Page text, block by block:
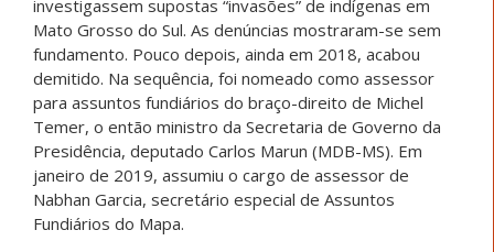
investigassem supostas “invasões” de indígenas em
Mato Grosso do Sul. As denúncias mostraram-se sem
fundamento. Pouco depois, ainda em 2018, acabou
demitido. Na sequência, foi nomeado como assessor
para assuntos fundiários do braço-direito de Michel
Temer, o então ministro da Secretaria de Governo da
Presidência, deputado Carlos Marun (MDB-MS). Em
janeiro de 2019, assumiu o cargo de assessor de
Nabhan Garcia, secretário especial de Assuntos
Fundiários do Mapa.